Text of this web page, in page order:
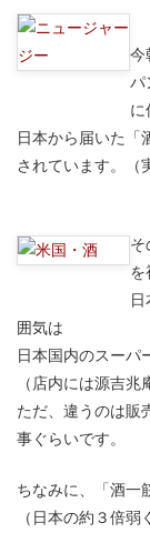
今
パ
に
日本から届いた「
されています。（
そ
を
囲気は
日本国内のスーパ
（店内には源吉兆
ただ、違うのは販
事ぐらいです。
ちなみに、「酒一
（日本の約３倍弱